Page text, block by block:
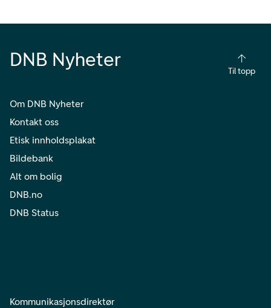
DNB Nyheter
Til topp
Om DNB Nyheter
Kontakt oss
Etisk innholdsplakat
Bildebank
Alt om bolig
DNB.no
DNB Status
Kommunikasjonsdirektør